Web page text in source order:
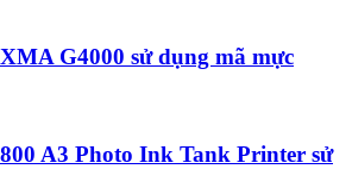
G4000 sử dụng mã mực
A3 Photo Ink Tank Printer sử